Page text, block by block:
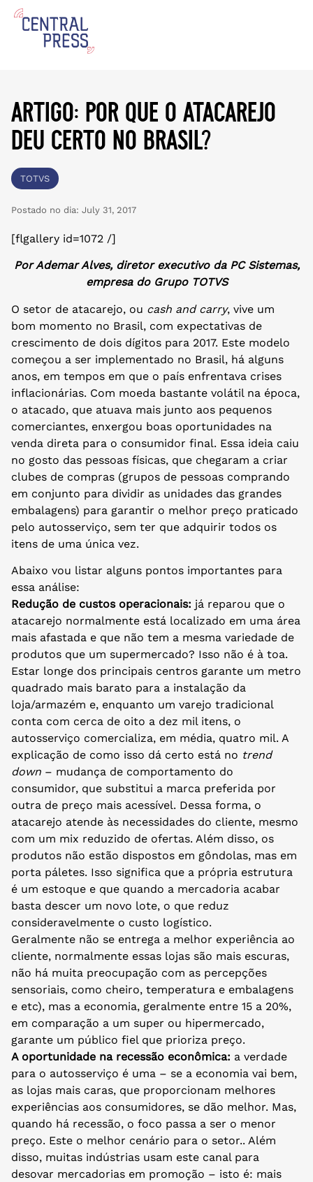
artigo: por que o atacarejo
deu certo no brasil?
TOTVS
Postado no dia: July 31, 2017
[flgallery id=1072 /]
Por Ademar Alves, diretor executivo da PC Sistemas,
empresa do Grupo TOTVS
O setor de atacarejo, ou cash and carry, vive um
bom momento no Brasil, com expectativas de
crescimento de dois dígitos para 2017. Este modelo
começou a ser implementado no Brasil, há alguns
anos, em tempos em que o país enfrentava crises
inflacionárias. Com moeda bastante volátil na época,
o atacado, que atuava mais junto aos pequenos
comerciantes, enxergou boas oportunidades na
venda direta para o consumidor final. Essa ideia caiu
no gosto das pessoas físicas, que chegaram a criar
clubes de compras (grupos de pessoas comprando
em conjunto para dividir as unidades das grandes
embalagens) para garantir o melhor preço praticado
pelo autosserviço, sem ter que adquirir todos os
itens de uma única vez.
Abaixo vou listar alguns pontos importantes para
essa análise:
Redução de custos operacionais: já reparou que o
atacarejo normalmente está localizado em uma área
mais afastada e que não tem a mesma variedade de
produtos que um supermercado? Isso não é à toa.
Estar longe dos principais centros garante um metro
quadrado mais barato para a instalação da
loja/armazém e, enquanto um varejo tradicional
conta com cerca de oito a dez mil itens, o
autosserviço comercializa, em média, quatro mil. A
explicação de como isso dá certo está no trend
down – mudança de comportamento do
consumidor, que substitui a marca preferida por
outra de preço mais acessível. Dessa forma, o
atacarejo atende às necessidades do cliente, mesmo
com um mix reduzido de ofertas. Além disso, os
produtos não estão dispostos em gôndolas, mas em
porta páletes. Isso significa que a própria estrutura
é um estoque e que quando a mercadoria acabar
basta descer um novo lote, o que reduz
consideravelmente o custo logístico.
Geralmente não se entrega a melhor experiência ao
cliente, normalmente essas lojas são mais escuras,
não há muita preocupação com as percepções
sensoriais, como cheiro, temperatura e embalagens
e etc), mas a economia, geralmente entre 15 a 20%,
em comparação a um super ou hipermercado,
garante um público fiel que prioriza preço.
A oportunidade na recessão econômica: a verdade
para o autosserviço é uma – se a economia vai bem,
as lojas mais caras, que proporcionam melhores
experiências aos consumidores, se dão melhor. Mas,
quando há recessão, o foco passa a ser o menor
preço. Este o melhor cenário para o setor.. Além
disso, muitas indústrias usam este canal para
desovar mercadorias em promoção – isto é: mais